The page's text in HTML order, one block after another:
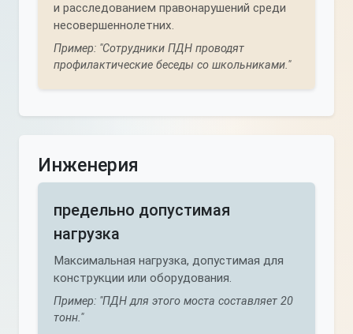
и расследованием правонарушений среди
несовершеннолетних.
Пример: "Сотрудники ПДН проводят
профилактические беседы со школьниками."
Инженерия
предельно допустимая
нагрузка
Максимальная нагрузка, допустимая для
конструкции или оборудования.
Пример: "ПДН для этого моста составляет 20
тонн."